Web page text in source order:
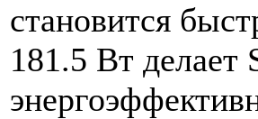
становится
181.5 Вт